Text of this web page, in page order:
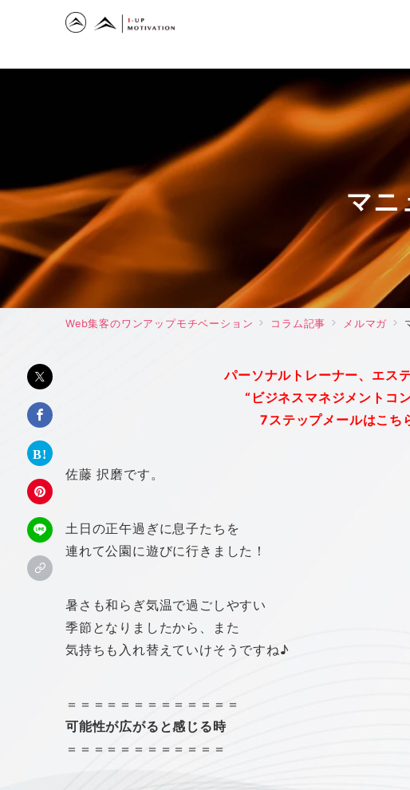
マニ
Web集客のワンアップモチベーション コラム記事 メルマガ
パーソナルトレーナー、エス
“ビジネスマネジメントコ
7ステップメールはこち
佐藤 択磨です。
土日の正午過ぎに息子たちを
連れて公園に遊びに行きました！
暑さも和らぎ気温で過ごしやすい
季節となりましたから、また
気持ちも入れ替えていけそうですね♪
＝＝＝＝＝＝＝＝＝＝＝＝＝
可能性が広がると感じる時
＝＝＝＝＝＝＝＝＝＝＝＝